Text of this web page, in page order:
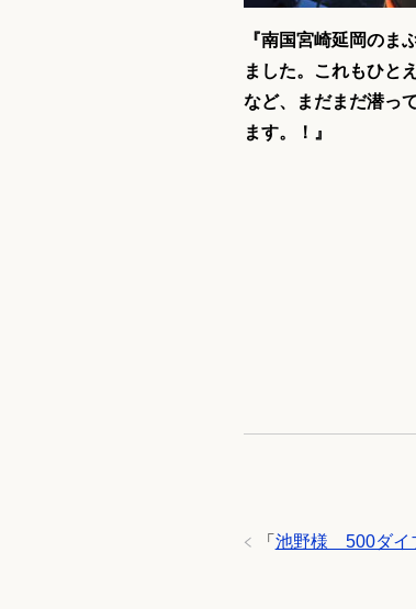
『南国宮崎延岡のま
ました。これもひと
など、まだまだ潜っ
ます。！ 』
「 池野様 500ダイ